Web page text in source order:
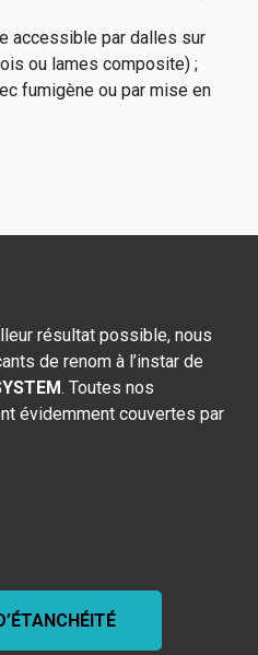
accessible par dalles sur
ou lames composite) ;
fumigène ou par mise en
résultat possible, nous
de renom à l’instar de
. Toutes nos
évidemment couvertes par